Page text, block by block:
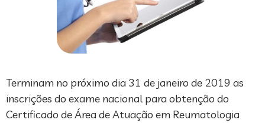
Terminam no próximo dia 31 de janeiro de 2019 as
inscrições do exame nacional para obtenção do
Certificado de Área de Atuação em Reumatologia